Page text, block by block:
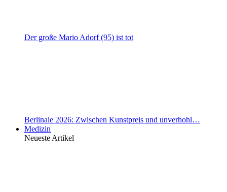
Der große Mario Adorf (95) ist tot
Berlinale 2026: Zwischen Kunstpreis und unverhohl…
Medizin
Neueste Artikel